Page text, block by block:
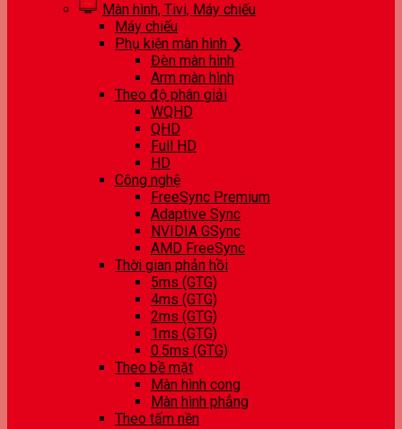
Màn hình, Tivi, Máy chiếu
Máy chiếu
Phụ kiện màn hình ❯
Đèn màn hình
Arm màn hình
Theo độ phân giải
WQHD
QHD
Full HD
HD
Công nghệ
FreeSync Premium
Adaptive Sync
NVIDIA GSync
AMD FreeSync
Thời gian phản hồi
5ms (GTG)
4ms (GTG)
2ms (GTG)
1ms (GTG)
0.5ms (GTG)
Theo bề mặt
Màn hình cong
Màn hình phẳng
Theo tấm nền